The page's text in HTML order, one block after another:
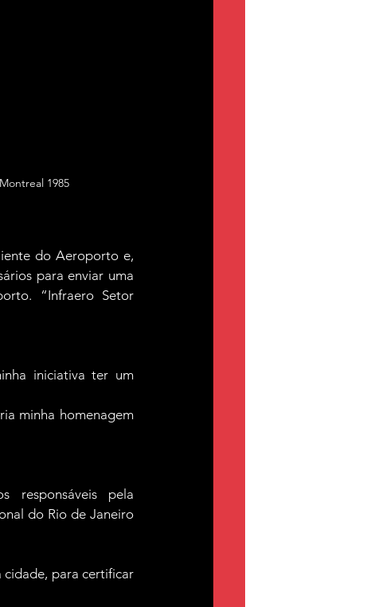
1985
do Aeroporto e,
para enviar uma
“Infraero Setor
iniciativa ter um
minha homenagem
responsáveis pela
do Rio de Janeiro
cidade, para certificar